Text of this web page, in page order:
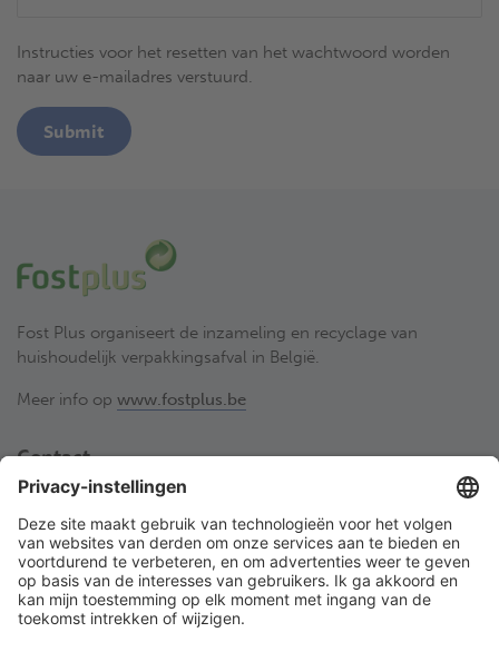
Instructies voor het resetten van het wachtwoord worden
naar uw e-mailadres verstuurd.
Submit
Fost Plus organiseert de inzameling en recyclage van
huishoudelijk verpakkingsafval in België.
Meer info op www.fostplus.be
Contact
Fost Plus VZW
Olympiadenlaan 2
BE-1140 Brussel
02 775 03 50